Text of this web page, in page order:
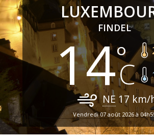
FINDEL
14
NE 17 km/
Vendredi 07 août 2026 à